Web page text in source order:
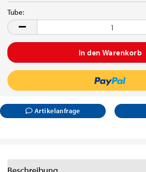
Tube:
Tube
Artikelanfrage